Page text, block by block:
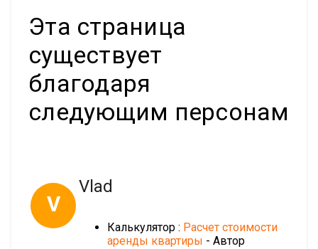
Эта страница
существует
благодаря
следующим персонам
V
Vlad
Калькулятор : Расчет стоимости
аренды квартиры - Автор